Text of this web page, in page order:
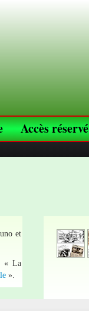
Accès réservé
et
« La
».